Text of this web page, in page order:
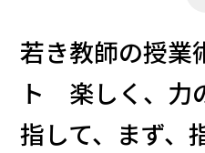
若き教師の授業
ト 楽しく、力
指して、まず、